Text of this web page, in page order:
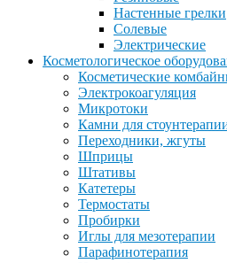
Настенные грелки
Солевые
Электрические
Косметологическое
Косметические
Электрокоагуляция
Микротоки
Камни для
Переходники, жгуты
Шприцы
Штативы
Катетеры
Термостаты
Пробирки
Иглы для мезотерапии
Парафинотерапия